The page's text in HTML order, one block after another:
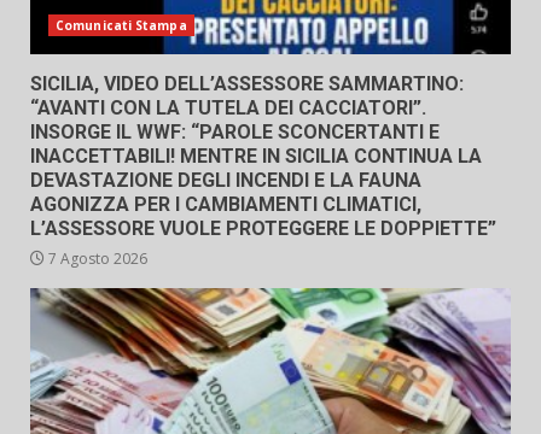
Comunicati Stampa
SICILIA, VIDEO DELL’ASSESSORE SAMMARTINO:
“AVANTI CON LA TUTELA DEI CACCIATORI”.
INSORGE IL WWF: “PAROLE SCONCERTANTI E
INACCETTABILI! MENTRE IN SICILIA CONTINUA LA
DEVASTAZIONE DEGLI INCENDI E LA FAUNA
AGONIZZA PER I CAMBIAMENTI CLIMATICI,
L’ASSESSORE VUOLE PROTEGGERE LE DOPPIETTE”
7 Agosto 2026